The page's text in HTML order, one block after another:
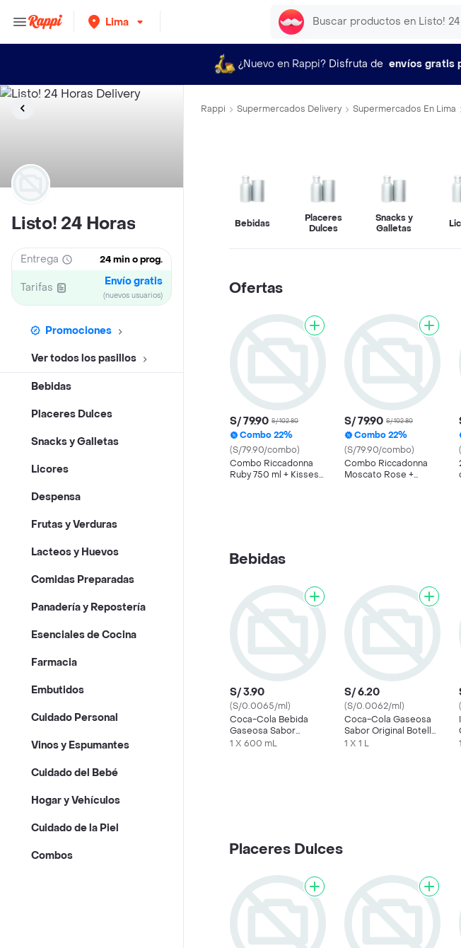
Lima
¿Nuevo en Rappi? Disfruta de envíos gratis
Listo! 24 Horas
Entrega 24 min o prog.
Tarifas Envío gratis
(nuevos usuarios)
Promociones
Ver todos los pasillos
Bebidas
Placeres Dulces
Snacks y Galletas
Licores
Despensa
Frutas y Verduras
Lacteos y Huevos
Comidas Preparadas
Panadería y Repostería
Esenciales de Cocina
Farmacia
Embutidos
Cuidado Personal
Vinos y Espumantes
Cuidado del Bebé
Hogar y Vehículos
Cuidado de la Piel
Combos
Rappi Supermercados Delivery Supermercados En Lima
Bebidas
Placeres
Dulces
Snacks y
Galletas
Ofertas
S/ 79.90 S/ 102.80
Combo 22%
(S/79.90/combo)
Combo Riccadonna
Ruby 750 ml + Kisses
S/ 79.90 S/ 102.80
Combo 22%
(S/79.90/combo)
Combo Riccadonna
Moscato Rose +
Bebidas
S/ 3.90
(S/0.0065/ml)
Coca-Cola Bebida
Gaseosa Sabor
Original
1 X 600 mL
S/ 6.20
(S/0.0062/ml)
Coca-Cola Gaseosa
Sabor Original Botella
1 L
1 X 1 L
Placeres Dulces